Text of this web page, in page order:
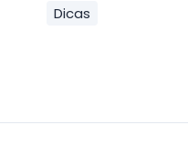
Dicas